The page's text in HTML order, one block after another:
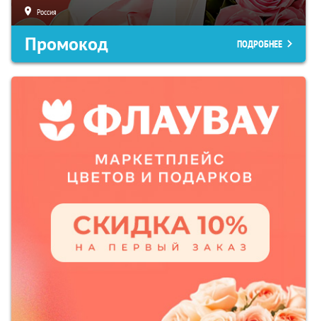
Россия
Промокод ПОДРОБНЕЕ